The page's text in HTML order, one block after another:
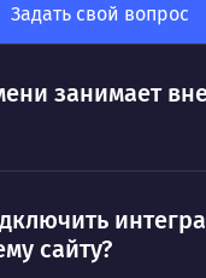
сумма результатов
Задать свой вопрос
занимает
сайту?